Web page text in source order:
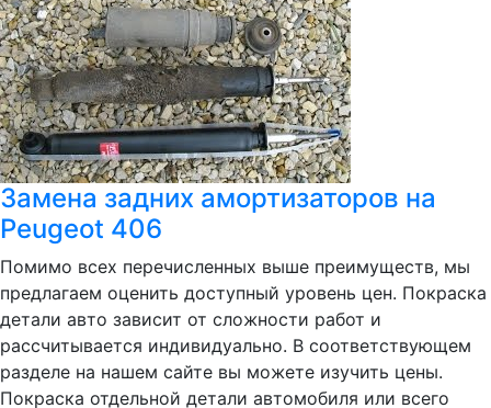
Замена задних амортизаторов на
Peugeot 406
Помимо всех перечисленных выше преимуществ, мы
предлагаем оценить доступный уровень цен. Покраска
детали авто зависит от сложности работ и
рассчитывается индивидуально. В соответствующем
разделе на нашем сайте вы можете изучить цены.
Покраска отдельной детали автомобиля или всего